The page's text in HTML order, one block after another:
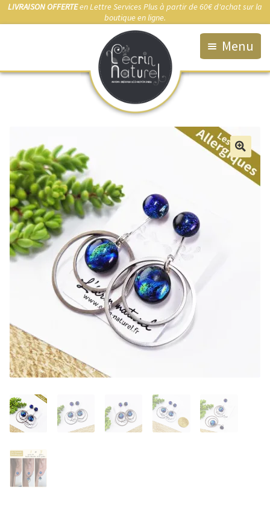
LIVRAISON OFFERTEen Lettre Services Plus à partir de 60€ d'achat sur la
boutique en ligne.
Menu
Accueil
La Boutique
Fabrication artisanale
Démarche éco-responsable
Bijou sur-mesure
Marchés & Points de vente
Anti-allergies
Entretien de votre bijou
Votre Panier
Contact
🔍